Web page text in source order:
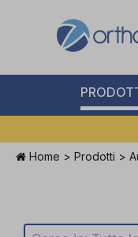
Home > Prodotti >